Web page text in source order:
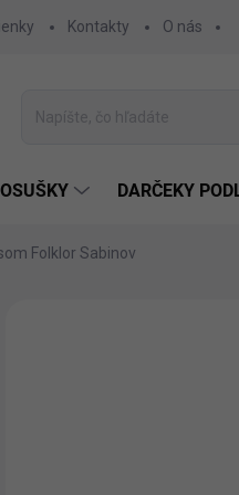
Kontakty O nás
DARČEKY
Folklor Sabinov